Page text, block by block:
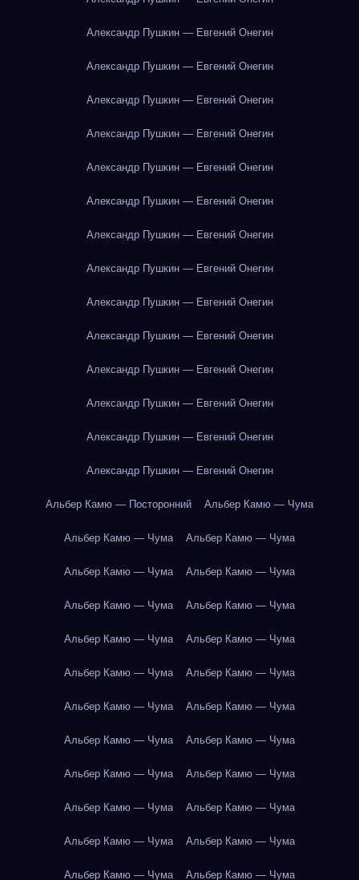
Александр Пушкин — Евгений Онегин
Александр Пушкин — Евгений Онегин
Александр Пушкин — Евгений Онегин
Александр Пушкин — Евгений Онегин
Александр Пушкин — Евгений Онегин
Александр Пушкин — Евгений Онегин
Александр Пушкин — Евгений Онегин
Александр Пушкин — Евгений Онегин
Александр Пушкин — Евгений Онегин
Александр Пушкин — Евгений Онегин
Александр Пушкин — Евгений Онегин
Александр Пушкин — Евгений Онегин
Александр Пушкин — Евгений Онегин
Александр Пушкин — Евгений Онегин
Альбер Камю — Посторонний Альбер Камю — Чума
Альбер Камю — Чума Альбер Камю — Чума
Альбер Камю — Чума Альбер Камю — Чума
Альбер Камю — Чума Альбер Камю — Чума
Альбер Камю — Чума Альбер Камю — Чума
Альбер Камю — Чума Альбер Камю — Чума
Альбер Камю — Чума Альбер Камю — Чума
Альбер Камю — Чума Альбер Камю — Чума
Альбер Камю — Чума Альбер Камю — Чума
Альбер Камю — Чума Альбер Камю — Чума
Альбер Камю — Чума Альбер Камю — Чума
Альбер Камю — Чума Альбер Камю — Чума